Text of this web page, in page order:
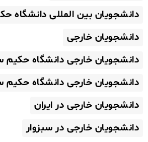
دانشجویان بین المللی دانشگاه
دانشجویان خارجی
دانشجویان خارجی دانشگاه حکیم
دانشجویان خارجی دانشگاه حکیم
دانشجویان خارجی در ایران
دانشجویان خارجی در سبزوار